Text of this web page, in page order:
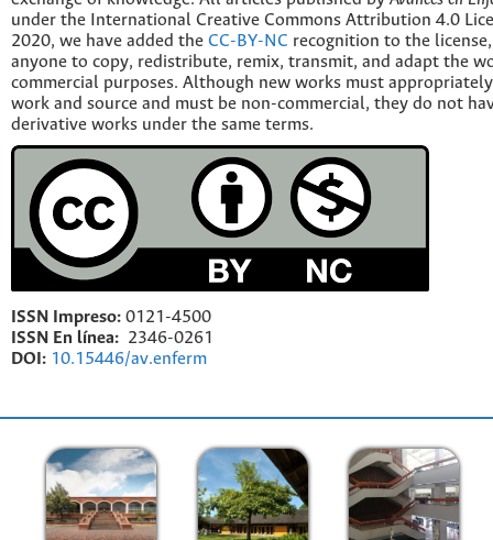
under the International Creative Commons Attribution 4.0
2020, we have added the CC-BY-NC recognition to the
anyone to copy, redistribute, remix, transmit, and adapt the
commercial purposes. Although new works must
work and source and must be non-commercial, they do not
derivative works under the same terms.
ISSN Impreso: 0121-4500
ISSN En línea: 2346-0261
DOI: 10.15446/av.enferm